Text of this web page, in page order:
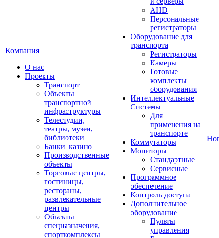
Компания
О нас
Проекты
Транспорт
Объекты
транспортной
инфраструктуры
Телестудии,
театры, музеи,
библиотеки
Банки, казино
Производственные
объекты
Торговые центры,
гостиницы,
рестораны,
развлекательные
центры
Объекты
спецназначения,
спорткомплексы
AHD
Персональные
регистраторы
Оборудование для
транспорта
Регистраторы
Камеры
Готовые
комплекты
оборудования
Интеллектуальные
Системы
Для
применения на
транспорте
Коммутаторы
Мониторы
Стандартные
Сервисные
Программное
обеспечение
Контроль доступа
Дополнительное
оборудование
Пульты
управления